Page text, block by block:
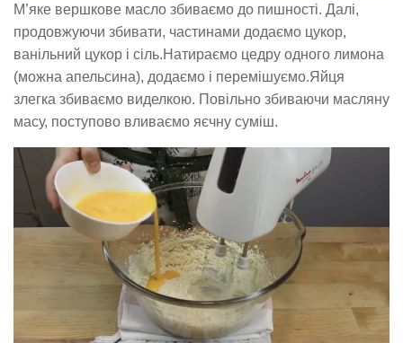
М’яке вершкове масло збиваємо до пишності. Далі,
продовжуючи збивати, частинами додаємо цукор,
ванільний цукор і сіль.Натираємо цедру одного лимона
(можна апельсина), додаємо і перемішуємо.Яйця
злегка збиваємо виделкою. Повільно збиваючи масляну
масу, поступово вливаємо яєчну суміш.